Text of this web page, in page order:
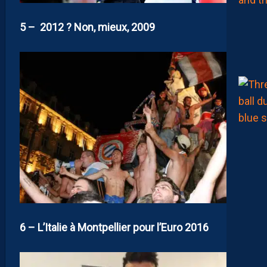
5 – 2012 ? Non, mieux, 2009
6 – L’Italie à Montpellier pour l’Euro 2016